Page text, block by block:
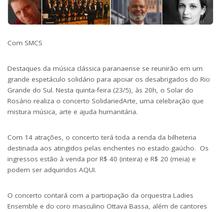
Com SMCS
Destaques da música clássica paranaense se reunirão em um
grande espetáculo solidário para apoiar os desabrigados do Rio
Grande do Sul. Nesta quinta-feira (23/5), às 20h, o Solar do
Rosário realiza o concerto SolidariedArte, uma celebração que
mistura música, arte e ajuda humanitária.
Com 14 atrações, o concerto terá toda a renda da bilheteria
destinada aos atingidos pelas enchentes no estado gaúcho. Os
ingressos estão à venda por R$ 40 (inteira) e R$ 20 (meia) e
podem ser adquiridos AQUI.
O concerto contará com a participação da orquestra Ladies
Ensemble e do coro masculino Ottava Bassa, além de cantores